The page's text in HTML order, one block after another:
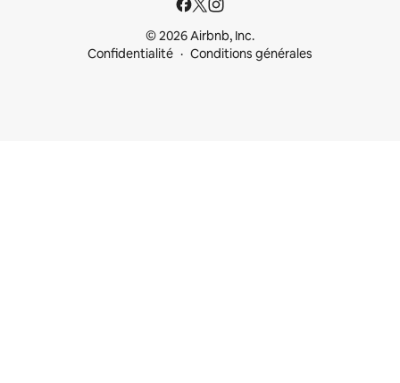
© 2026 Airbnb, Inc.
Confidentialité
Conditions générales